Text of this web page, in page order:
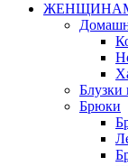
Блузки
Брюки